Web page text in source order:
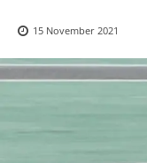
15 November 2021